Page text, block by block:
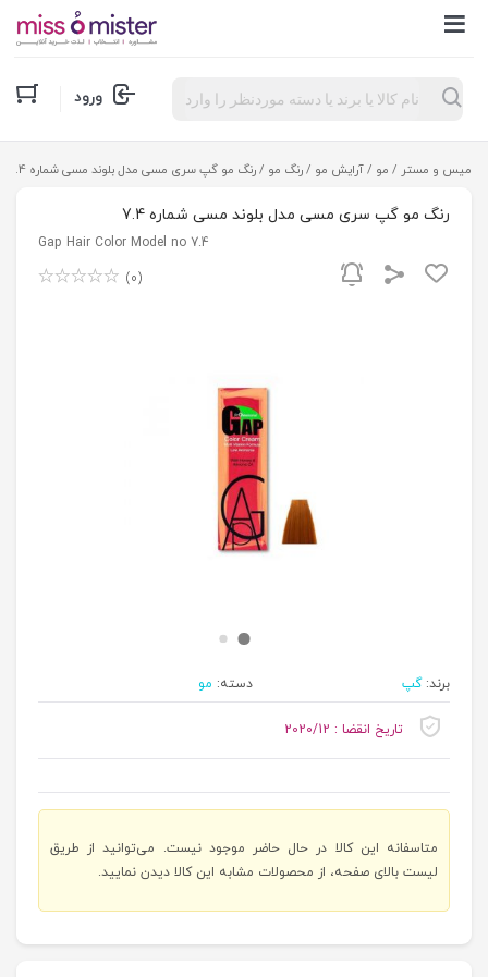
Products
search ورود
میس و مستر / مو /آرایش مو /رنگ مو / رنگ مو گپ سری مسی مدل بلوند مسی شماره 7.4
رنگ مو گپ سری مسی مدل بلوند مسی شماره 7.4
7.4 Gap Hair Color Model no
(0)
برند:گپ دسته: مو
تاریخ انقضا : 2020/12
متاسفانه این کالا در حال حاضر موجود نیست. می‌توانید از طریق
لیست بالای صفحه، از محصولات مشابه این کالا دیدن نمایید.